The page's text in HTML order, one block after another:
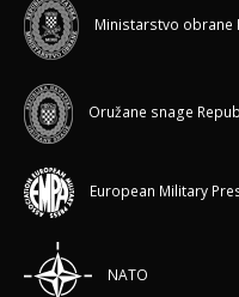
Ministarstvo obrane
Oružane snage
European Military
NATO